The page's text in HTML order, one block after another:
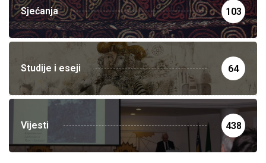
Sjećanja 103
Studije i eseji 64
Vijesti 438